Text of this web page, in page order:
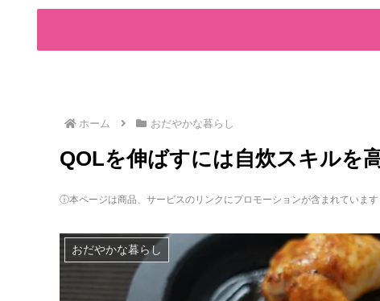
ホーム おだやかな暮らし
QOLを伸ばすには自炊スキルを
ⓘ本ページは商品、サービスのリンクにプロモーションが含まれています
おだやかな暮らし